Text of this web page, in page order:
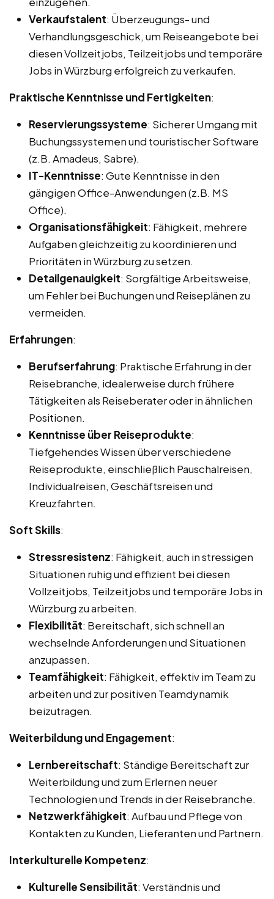
Verkaufstalent: Überzeugungs- und
Verhandlungsgeschick, um Reiseangebote bei
diesen Vollzeitjobs, Teilzeitjobs und temporäre
Jobs in Würzburg erfolgreich zu verkaufen.
Praktische Kenntnisse und Fertigkeiten:
Reservierungssysteme: Sicherer Umgang mit
Buchungssystemen und touristischer Software
(z.B. Amadeus, Sabre).
IT-Kenntnisse: Gute Kenntnisse in den
gängigen Office-Anwendungen (z.B. MS
Office).
Organisationsfähigkeit: Fähigkeit, mehrere
Aufgaben gleichzeitig zu koordinieren und
Prioritäten in Würzburg zu setzen.
Detailgenauigkeit: Sorgfältige Arbeitsweise,
um Fehler bei Buchungen und Reiseplänen zu
vermeiden.
Erfahrungen:
Berufserfahrung: Praktische Erfahrung in der
Reisebranche, idealerweise durch frühere
Tätigkeiten als Reiseberater oder in ähnlichen
Positionen.
Kenntnisse über Reiseprodukte:
Tiefgehendes Wissen über verschiedene
Reiseprodukte, einschließlich Pauschalreisen,
Individualreisen, Geschäftsreisen und
Kreuzfahrten.
Soft Skills:
Stressresistenz: Fähigkeit, auch in stressigen
Situationen ruhig und effizient bei diesen
Vollzeitjobs, Teilzeitjobs und temporäre Jobs in
Würzburg zu arbeiten.
Flexibilität: Bereitschaft, sich schnell an
wechselnde Anforderungen und Situationen
anzupassen.
Teamfähigkeit: Fähigkeit, effektiv im Team zu
arbeiten und zur positiven Teamdynamik
beizutragen.
Weiterbildung und Engagement:
Lernbereitschaft: Ständige Bereitschaft zur
Weiterbildung und zum Erlernen neuer
Technologien und Trends in der Reisebranche.
Netzwerkfähigkeit: Aufbau und Pflege von
Kontakten zu Kunden, Lieferanten und Partnern.
Interkulturelle Kompetenz:
Kulturelle Sensibilität: Verständnis und